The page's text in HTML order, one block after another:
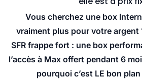
Vous cherchez une box
vraiment plus pour votre argent
SFR frappe fort : une box
l’accès à Max offert pendant 6
pourquoi c’est LE bon